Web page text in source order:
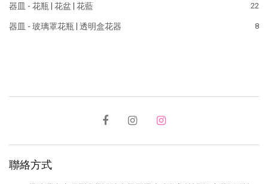
器皿 - 花瓶 | 花盆 | 花藍 22
器皿 - 玻璃罩花瓶 | 透明盒花器 8
聯絡方式